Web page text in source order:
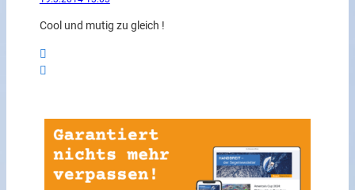
Cool und mutig zu gleich !